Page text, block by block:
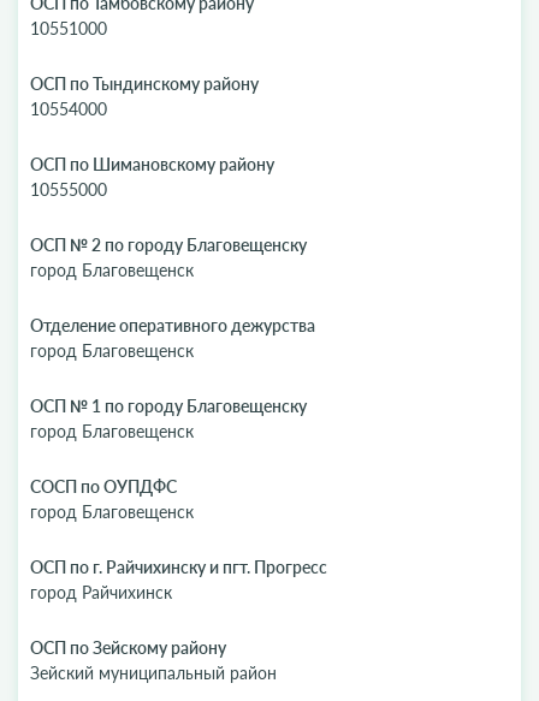
10551000
ОСП по Тындинскому району
10554000
ОСП по Шимановскому району
10555000
ОСП № 2 по городу Благовещенску
город Благовещенск
Отделение оперативного дежурства
город Благовещенск
ОСП № 1 по городу Благовещенску
город Благовещенск
СОСП по ОУПДФС
город Благовещенск
ОСП по г. Райчихинску и пгт. Прогресс
город Райчихинск
ОСП по Зейскому району
Зейский муниципальный район